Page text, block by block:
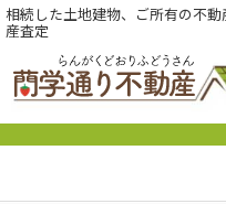
相続した土地建物、ご所有の不
産査定